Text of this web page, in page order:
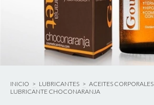
INICIO > LUBRICANTES > ACEITES CORPORALES
LUBRICANTE CHOCONARANJA